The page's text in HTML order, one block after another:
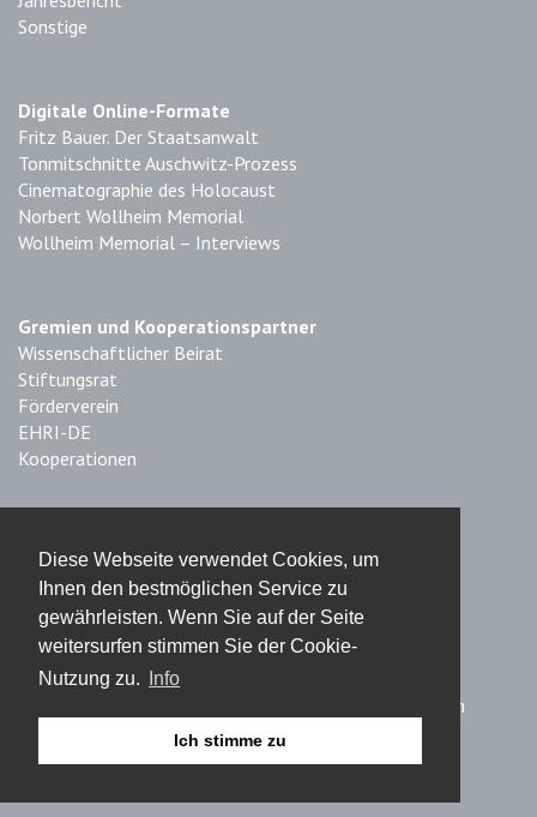
Diese Webseite verwendet Cookies, um
Ihnen den bestmöglichen Service zu
gewährleisten. Wenn Sie auf der Seite
weitersurfen stimmen Sie der Cookie-
Nutzung zu.
Info
Ich stimme zu
Sonstige
Digitale Online-Formate
Fritz Bauer. Der Staatsanwalt
Tonmitschnitte Auschwitz-Prozess
Cinematographie des Holocaust
Norbert Wollheim Memorial
Wollheim Memorial – Interviews
Gremien und Kooperationspartner
Wissenschaftlicher Beirat
Stiftungsrat
Förderverein
EHRI-DE
Kooperationen
Impressum
Haftungsausschluss
Datenschutz
© 2019 Fritz Bauer Institut – Stiftung des bürgerlichen
Rechts, Frankfurt am Main